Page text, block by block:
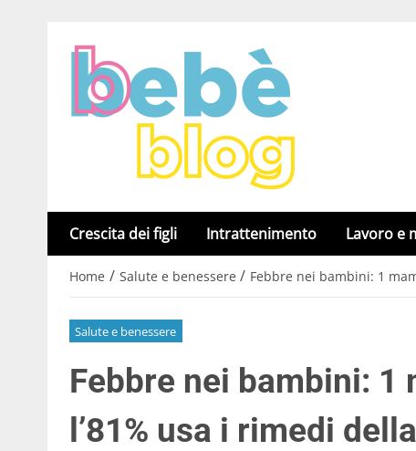
Crescita dei figli Intrattenimento Lavoro e
Home / Salute e benessere / Febbre nei bambini: 1
Salute e benessere
Febbre nei bambini: 1
l’81% usa i rimedi